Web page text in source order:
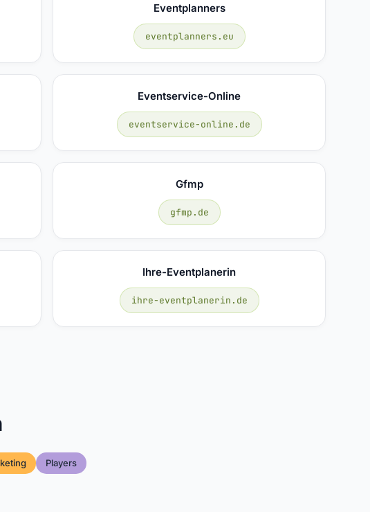
Eventplanners
eventplanners.eu
Eventservice-Online
eventservice-online.de
Gfmp
gfmp.de
Ihre-Eventplanerin
ihre-eventplanerin.de
Players